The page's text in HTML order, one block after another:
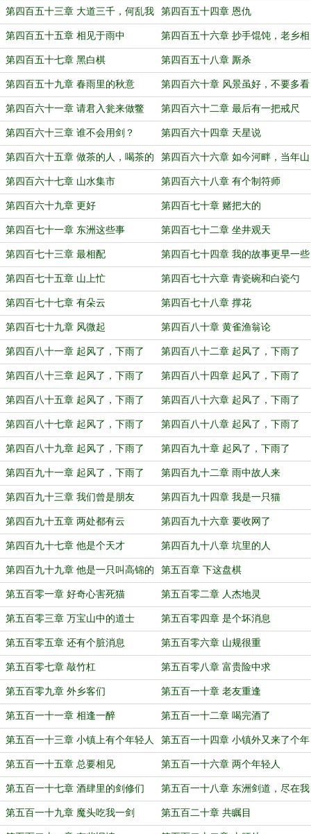
第四百五十三章 大道三千，何乱我
心
第四百五十四章 恩仇
第四百五十五章 相见于雨中 第四百五十六章 抄手馄饨，老乡相
见泪汪汪
第四百五十七章 黑白棋 第四百五十八章 厮杀
第四百五十九章 春雨里的秋意 第四百六十章 风景虽好，不要多看
第四百六十一章 请君入瓮来做鳖 第四百六十二章 最后有一把戒尺
第四百六十三章 谁不会用剑？ 第四百六十四章 天星说
第四百六十五章 做茶的人，喝茶的
不是人
第四百六十六章 如今河畔，当年山
间
第四百六十七章 山水集市 第四百六十八章 有个制符师
第四百六十九章 更好 第四百七十章 赌把大的
第四百七十一章 东洲这些事 第四百七十二章 坐井观天
第四百七十三章 最相配 第四百七十四章 我的故事更早一些
第四百七十五章 山上忙 第四百七十六章 青瓷碗和白瓷勺
第四百七十七章 有朵云 第四百七十八章 撑花
第四百七十九章 风微起 第四百八十章 黄雀渔翁论
第四百八十一章 起风了，下雨了
（一）
第四百八十二章 起风了，下雨了
（二）
第四百八十三章 起风了，下雨了
（三）
第四百八十四章 起风了，下雨了
（四）
第四百八十五章 起风了，下雨了
（五））
第四百八十六章 起风了，下雨了
（六）
第四百八十七章 起风了，下雨了
（七）
第四百八十八章 起风了，下雨了
（八）
第四百八十九章 起风了，下雨了
（九）
第四百九十章 起风了，下雨了
（十）
第四百九十一章 起风了，下雨了
（十一）
第四百九十二章 雨中故人来
第四百九十三章 我们曾是朋友 第四百九十四章 我是一只猫
第四百九十五章 两处都有云 第四百九十六章 要收网了
第四百九十七章 他是个天才 第四百九十八章 坑里的人
第四百九十九章 他是一只叫高锦的
猫
第五百章 下这盘棋
第五百零一章 好奇心害死猫 第五百零二章 人杰地灵
第五百零三章 万宝山中的道士 第五百零四章 是个坏消息
第五百零五章 还有个脏消息 第五百零六章 山规很重
第五百零七章 敲竹杠 第五百零八章 富贵险中求
第五百零九章 外乡客们 第五百一十章 老友重逢
第五百一十一章 相逢一醉 第五百一十二章 喝完酒了
第五百一十三章 小镇上有个年轻人 第五百一十四章 小镇外又来了个年
轻人
第五百一十五章 总要相见 第五百一十六章 两个年轻人
第五百一十七章 酒肆里的剑修们 第五百一十八章 东洲剑道，尽在我
肩
第五百一十九章 魔头吃我一剑 第五百二十章 共瞩目